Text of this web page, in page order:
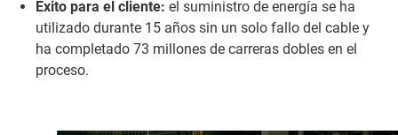
Éxito para el cliente: el suministro de energía se ha
utilizado durante 15 años sin un solo fallo del cable y
ha completado 73 millones de carreras dobles en el
proceso.